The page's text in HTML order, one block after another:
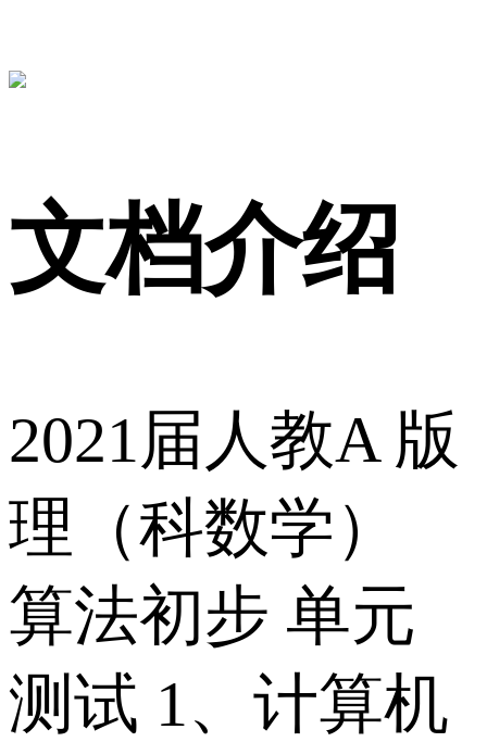
文档介绍
2021届人教A 版
理（科数学）
算法初步 单元
测试 1、计算机